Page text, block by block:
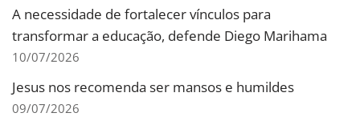
A necessidade de fortalecer vínculos para
transformar a educação, defende Diego Marihama
10/07/2026
Jesus nos recomenda ser mansos e humildes
09/07/2026